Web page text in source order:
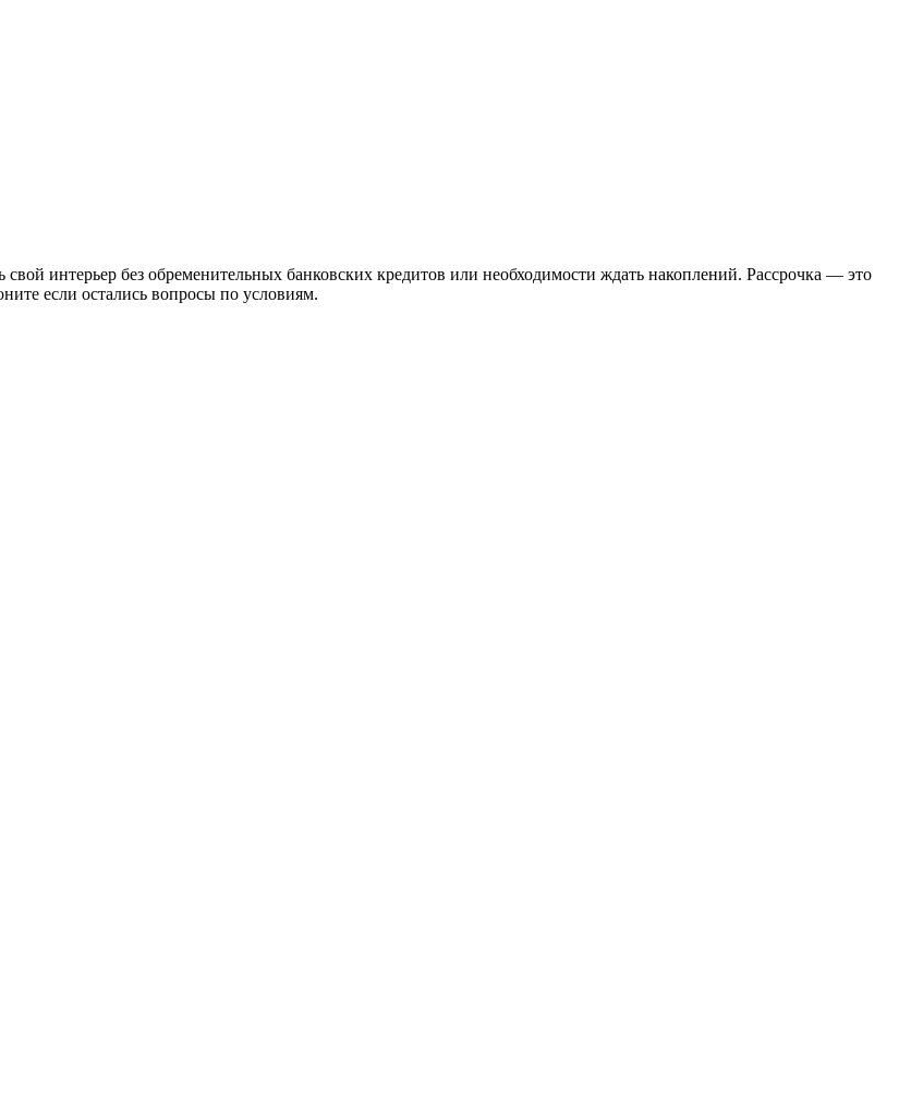
интерьер без обременительных банковских кредитов или необходимости ждать накоплений. Рассрочка — это
если остались вопросы по условиям.